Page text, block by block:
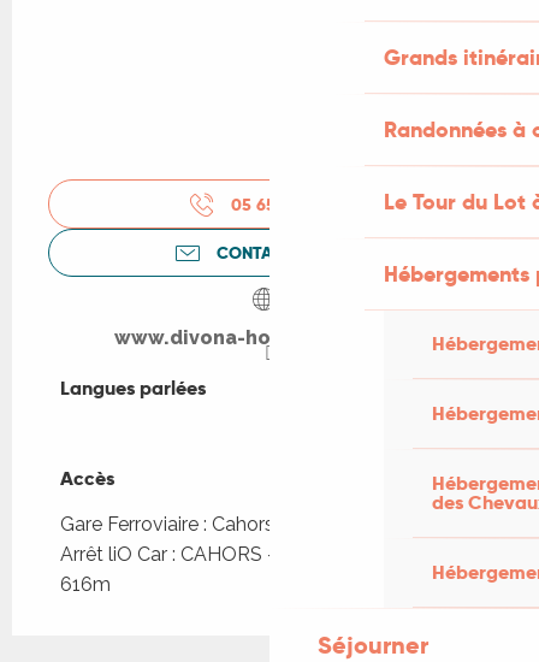
Grands
Randonnées
Le Tour du Lot
des
Séjourner
05 65 21 18
CONTACTEZ-NOUS
www.divona-hotel-cahors.com
Langues parlées
Langues parlées
Accès
Accès
Gare Ferroviaire : Cahors à 580m
Arrêt liO Car : CAHORS - Espace Valentré à
616m